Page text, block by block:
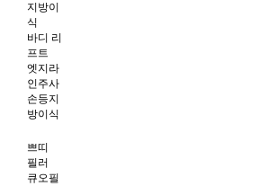
지방이
식
바디 리
프트
엣지라
인주사
손등지
방이식
쁘띠
필러
큐오필